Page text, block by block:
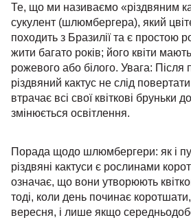
Те, що ми називаємо «різдвяним
сукулент (шлюмбергера), який
походить з Бразилії та є простою
жити багато років; його квіти
рожевого або білого. Увага: Після
різдвяний кактус не слід
втрачає всі свої квіткові бруньки
змінюється освітлення.
Порада щодо шлюмбергери: як і
різдвяні кактуси є рослинами
означає, що вони утворюють
тоді, коли день починає
вересня, і лише якщо